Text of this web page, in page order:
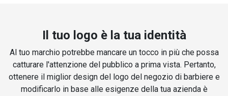
Il tuo logo è la tua identità
Al tuo marchio potrebbe mancare un tocco in più che possa
catturare l'attenzione del pubblico a prima vista. Pertanto,
ottenere il miglior design del logo del negozio di barbiere e
modificarlo in base alle esigenze della tua azienda è